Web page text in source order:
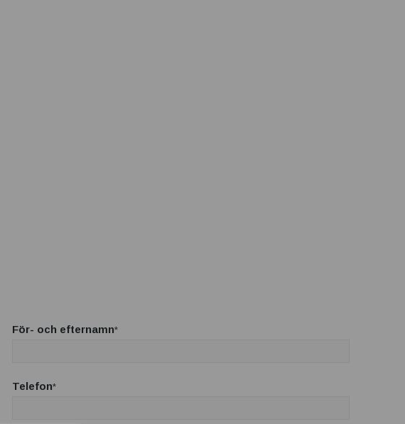
För- och efternamn*
Telefon*